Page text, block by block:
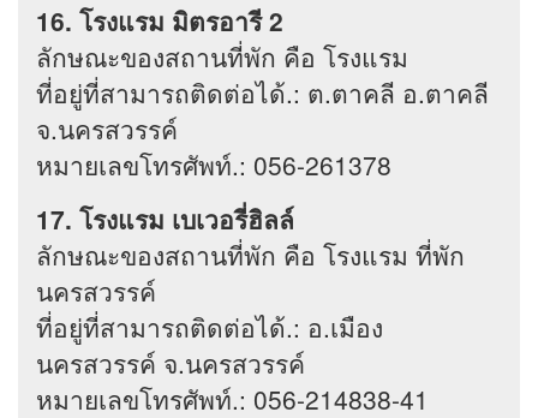
16. โรงแรม มิตรอารี 2
ลักษณะของสถานที่พัก คือ โรงแรม
ที่อยู่ที่สามารถติดต่อได้.: ต.ตาคลี อ.ตาคลี
จ.นครสวรรค์
หมายเลขโทรศัพท์.: 056-261378
17. โรงแรม เบเวอรี่ฮิลล์
ลักษณะของสถานที่พัก คือ โรงแรม ที่พัก
นครสวรรค์
ที่อยู่ที่สามารถติดต่อได้.: อ.เมือง
นครสวรรค์ จ.นครสวรรค์
หมายเลขโทรศัพท์.: 056-214838-41